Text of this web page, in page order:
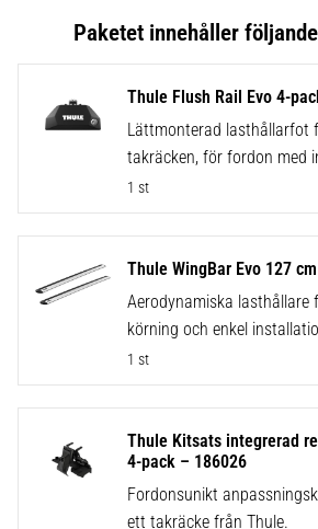
Thule Flush Rail Evo 4-
Lättmonterad lasthållarfot
takräcken, för fordon med
1 st
Thule WingBar Evo 127
Aerodynamiska lasthållare
körning och enkel
1 st
Thule Kitsats integrerad
4-pack – 186026
Fordonsunikt
ett takräcke från Thule.